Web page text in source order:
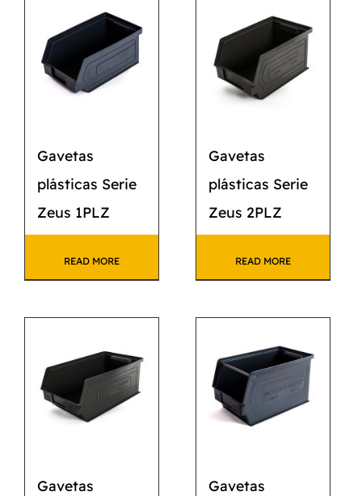
CONTACTO
Gavetas
plásticas Serie
Zeus 1PLZ
READ MORE
Gavetas
plásticas Serie
Zeus 2PLZ
READ MORE
Gavetas
Gavetas